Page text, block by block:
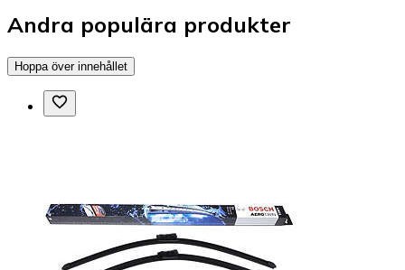
Andra populära produkter
Hoppa över innehållet